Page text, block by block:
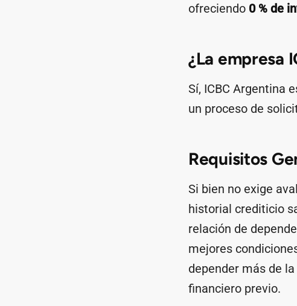
ofreciendo 0 % de
¿La empresa
Sí, ICBC Argentina
un proceso de
Requisitos
Si bien no exige
historial crediticio
relación de
mejores
depender más de
financiero previo.